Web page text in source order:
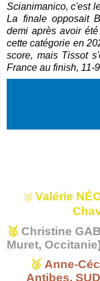
Scianimanico, c'est
La finale opposait
demi après avoir
cette catégorie en
score, mais Tissot
France au finish, 11-
🥇 Valérie
🥈 Christine
Muret,
🥉 Anne-
Antibes,